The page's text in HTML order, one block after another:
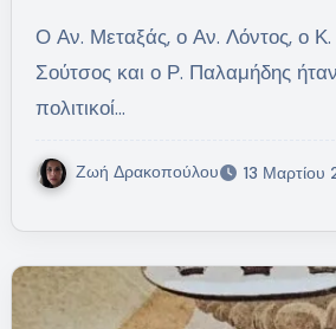
Ο Αν. Μεταξάς, ο Αν. Λόντος, ο Κ. Ζωγράφος, ο Μ.
Σούτσος και ο Ρ. Παλαμήδης ήταν
πολιτικοί…
Ζωή Δρακοπούλου 13 Μαρτίου